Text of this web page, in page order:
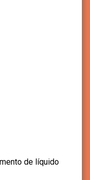
de líquido